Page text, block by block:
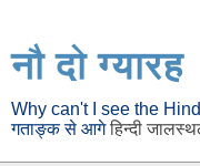
नौ दो ग्यारह
Why can't I see the
गताङ्क से आगेहिन्दी